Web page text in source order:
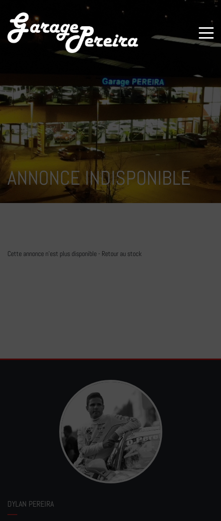
ANNONCE INDISPONIBLE
Cette annonce n'est plus disponible - Retour au stock
DYLAN PEREIRA
Paramètres avancés des cookies